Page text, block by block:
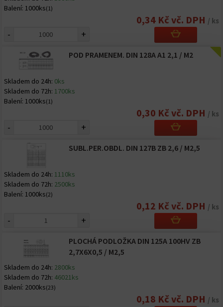
Balení: 1000ks(1)
0,34 Kč vč. DPH / ks
- +
POD PRAMENEM. DIN 128A A1 2,1 / M2
Skladem do 24h: 0ks
Skladem do 72h: 1700ks
Balení: 1000ks(1)
0,30 Kč vč. DPH / ks
- +
SUBL.PER.OBDL. DIN 127B ZB 2,6 / M2,5
Skladem do 24h: 1110ks
Skladem do 72h: 2500ks
Balení: 1000ks(2)
0,12 Kč vč. DPH / ks
- +
PLOCHÁ PODLOŽKA DIN 125A 100HV ZB
2,7X6X0,5 / M2,5
Skladem do 24h: 2800ks
Skladem do 72h: 46021ks
Balení: 2000ks(23)
0,18 Kč vč. DPH / ks